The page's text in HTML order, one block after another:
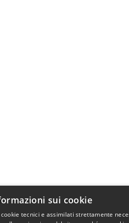
sui cookie
tecnici e assimilati strettamente